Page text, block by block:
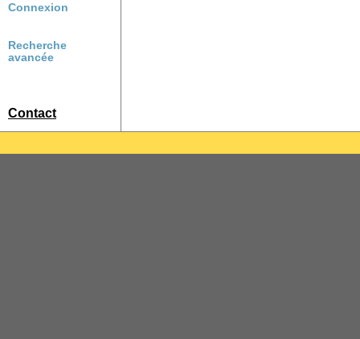
Connexion
Recherche
avancée
Contact